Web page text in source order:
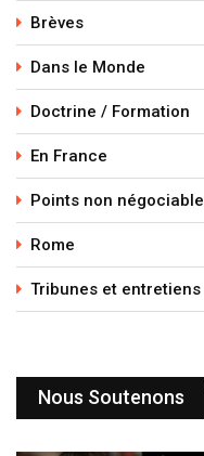
Brèves
Dans le Monde
Doctrine / Formation
En France
Points non
Rome
Tribunes et entretiens
Nous Soutenons